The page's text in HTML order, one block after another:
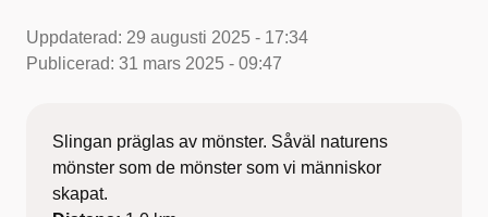
Uppdaterad: 29 augusti 2025 - 17:34
Publicerad: 31 mars 2025 - 09:47
Slingan präglas av mönster. Såväl naturens
mönster som de mönster som vi människor
skapat.